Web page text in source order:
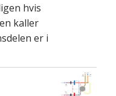
hvis
kaller
er i